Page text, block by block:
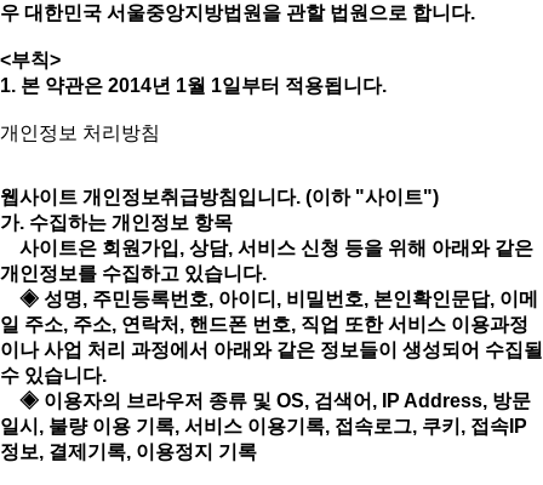
우 대한민국 서울중앙지방법원을 관할 법원으로 합니다.
<부칙>
1. 본 약관은 2014년 1월 1일부터 적용됩니다.
개인정보 처리방침
웹사이트 개인정보취급방침입니다. (이하 "사이트")
가. 수집하는 개인정보 항목
사이트은 회원가입, 상담, 서비스 신청 등을 위해 아래와 같은
개인정보를 수집하고 있습니다.
◈ 성명, 주민등록번호, 아이디, 비밀번호, 본인확인문답, 이메
일 주소, 주소, 연락처, 핸드폰 번호, 직업 또한 서비스 이용과정
이나 사업 처리 과정에서 아래와 같은 정보들이 생성되어 수집될
수 있습니다.
◈ 이용자의 브라우저 종류 및 OS, 검색어, IP Address, 방문
일시, 불량 이용 기록, 서비스 이용기록, 접속로그, 쿠키, 접속IP
정보, 결제기록, 이용정지 기록